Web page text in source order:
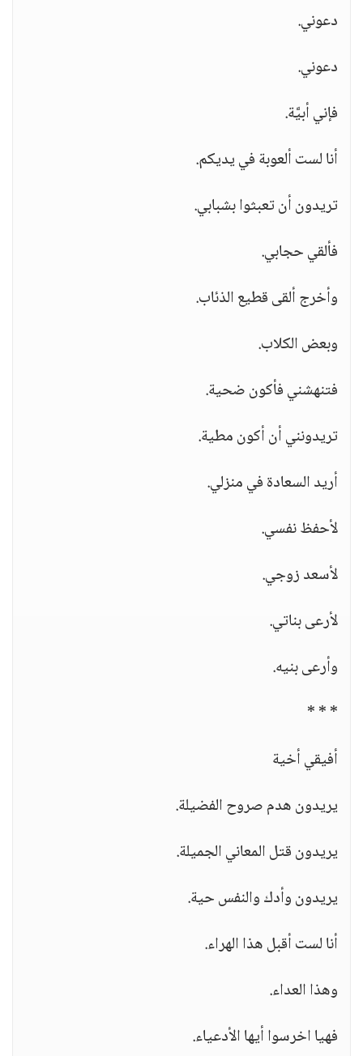
دعوني.
دعوني.
فإني أبيَّة.
أنا لست ألعوبة في يديكم.
تريدون أن تعبثوا بشبابي.
فألقي حجابي.
وأخرج ألقى قطيع الذئاب.
وبعض الكلاب.
فتنهشني فأكون ضحية.
تريدونني أن أكون مطية.
أريد السعادة في منزلي.
لأحفظ نفسي.
لأسعد زوجي.
لأرعى بناتي.
وأرعى بنيه.
* * *
أفيقي أخية
يريدون هدم صروح الفضيلة.
يريدون قتل المعاني الجميلة.
يريدون وأدك والنفس حية.
أنا لست أقبل هذا الهراء.
وهذا العداء.
فهيا اخرسوا أيها الأدعياء.